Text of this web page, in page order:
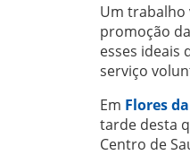
Um trabalho
promoção
esses ideais
serviço
Em Flores
tarde desta
Centro de